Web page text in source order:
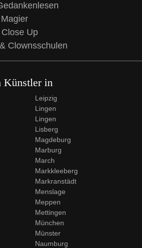
Up
Clownsschulen
Künstler in
Leipzig
Lingen
Lingen
Lisberg
Magdeburg
Marburg
March
Markkleeberg
Markranstädt
Menslage
Meppen
Mettingen
München
Münster
Naumburg